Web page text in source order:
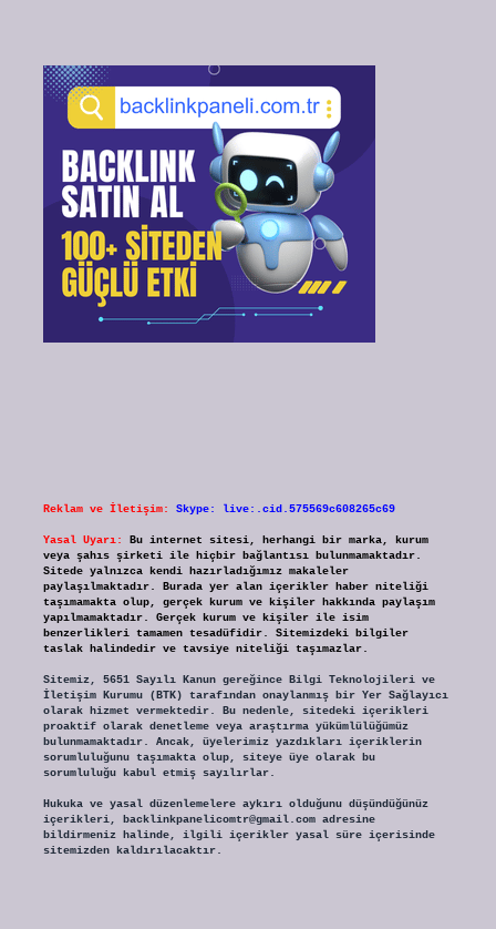
Reklam ve İletişim: Skype: live:.cid.575569c608265c69
Yasal Uyarı:
Bu internet sitesi, herhangi bir marka, kurum
veya şahıs şirketi ile hiçbir bağlantısı bulunmamaktadır.
Sitede yalnızca kendi hazırladığımız makaleler
paylaşılmaktadır. Burada yer alan içerikler haber niteliği
taşımamakta olup, gerçek kurum ve kişiler hakkında paylaşım
yapılmamaktadır. Gerçek kurum ve kişiler ile isim
benzerlikleri tamamen tesadüfidir. Sitemizdeki bilgiler
taslak halindedir ve tavsiye niteliği taşımazlar.
Sitemiz, 5651 Sayılı Kanun gereğince Bilgi Teknolojileri ve
İletişim Kurumu (BTK) tarafından onaylanmış bir Yer Sağlayıcı
olarak hizmet vermektedir. Bu nedenle, sitedeki içerikleri
proaktif olarak denetleme veya araştırma yükümlülüğümüz
bulunmamaktadır. Ancak, üyelerimiz yazdıkları içeriklerin
sorumluluğunu taşımakta olup, siteye üye olarak bu
sorumluluğu kabul etmiş sayılırlar.
Hukuka ve yasal düzenlemelere aykırı olduğunu düşündüğünüz
içerikleri, backlinkpanelicomtr@gmail.comadresine
bildirmeniz halinde, ilgili içerikler yasal süre içerisinde
sitemizden kaldırılacaktır.